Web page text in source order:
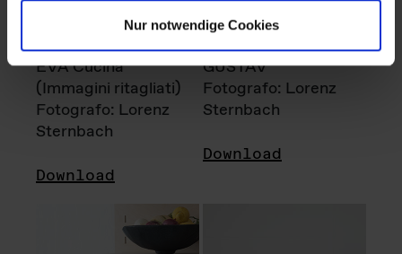
Nur notwendige Cookies
EVA Cucina
(Immagini ritagliati)
Fotografo: Lorenz
Sternbach
Download
GUSTAV
Fotografo: Lorenz
Sternbach
Download